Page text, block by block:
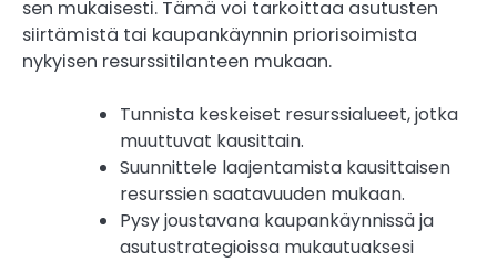
sen mukaisesti. Tämä voi tarkoittaa asutusten
siirtämistä tai kaupankäynnin priorisoimista
nykyisen resurssitilanteen mukaan.
Tunnista keskeiset resurssialueet, jotka
muuttuvat kausittain.
Suunnittele laajentamista kausittaisen
resurssien saatavuuden mukaan.
Pysy joustavana kaupankäynnissä ja
asutustrategioissa mukautuaksesi